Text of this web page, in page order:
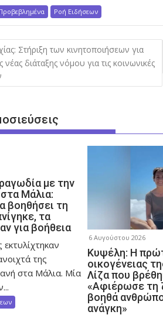
Ροή Ειδήσεων
Στήριξη των κινητοποιήσεων για
διάταξης νόμου για τις κοινωνικές
με την
Μάλια:
βοηθήσει τη
τα
για βοήθεια
εκτυλίχτηκαν
της
στα Μάλια. Μία
6 Αυγούστου 2026
Κυψέλη: Η
οικογένειας
Λίζα που
«Αφιέρωσε τη
βοηθά
ανάγκη»